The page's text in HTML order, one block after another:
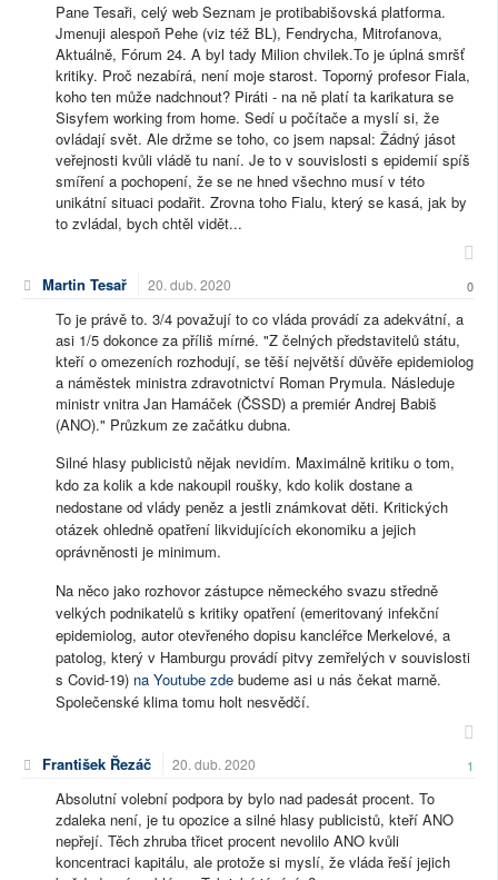
Pane Tesaři, celý web Seznam je protibabišovská platforma.
Jmenuji alespoň Pehe (viz též BL), Fendrycha, Mitrofanova,
Aktuálně, Fórum 24. A byl tady Milion chvilek.To je úplná smršť
kritiky. Proč nezabírá, není moje starost. Toporný profesor Fiala,
koho ten může nadchnout? Piráti - na ně platí ta karikatura se
Sisyfem working from home. Sedí u počítače a myslí si, že
ovládají svět. Ale držme se toho, co jsem napsal: Žádný jásot
veřejnosti kvůli vládě tu naní. Je to v souvislosti s epidemií spíš
smíření a pochopení, že se ne hned všechno musí v této
unikátní situaci podařit. Zrovna toho Fialu, který se kasá, jak by
to zvládal, bych chtěl vidět...
Martin Tesař 20. dub. 2020 0
To je právě to. 3/4 považují to co vláda provádí za adekvátní, a
asi 1/5 dokonce za příliš mírné. "Z čelných představitelů státu,
kteří o omezeních rozhodují, se těší největší důvěře epidemiolog
a náměstek ministra zdravotnictví Roman Prymula. Následuje
ministr vnitra Jan Hamáček (ČSSD) a premiér Andrej Babiš
(ANO)." Průzkum ze začátku dubna.
Silné hlasy publicistů nějak nevidím. Maximálně kritiku o tom,
kdo za kolik a kde nakoupil roušky, kdo kolik dostane a
nedostane od vlády peněz a jestli známkovat děti. Kritických
otázek ohledně opatření likvidujících ekonomiku a jejich
oprávněnosti je minimum.
Na něco jako rozhovor zástupce německého svazu středně
velkých podnikatelů s kritiky opatření (emeritovaný infekční
epidemiolog, autor otevřeného dopisu kancléřce Merkelové, a
patolog, který v Hamburgu provádí pitvy zemřelých v souvislosti
s Covid-19) na Youtube zde budeme asi u nás čekat marně.
Společenské klima tomu holt nesvědčí.
František Řezáč 20. dub. 2020 1
Absolutní volební podpora by bylo nad padesát procent. To
zdaleka není, je tu opozice a silné hlasy publicistů, kteří ANO
nepřejí. Těch zhruba třicet procent nevolilo ANO kvůli
koncentraci kapitálu, ale protože si myslí, že vláda řeší jejich